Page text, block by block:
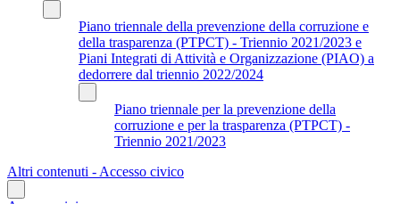
Piano triennale della prevenzione della corruzione e
della trasparenza (PTPCT) - Triennio 2021/2023 e
Piani Integrati di Attività e Organizzazione (PIAO) a
dedorrere dal triennio 2022/2024
Piano triennale per la prevenzione della
corruzione e per la trasparenza (PTPCT) -
Triennio 2021/2023
Altri contenuti - Accesso civico